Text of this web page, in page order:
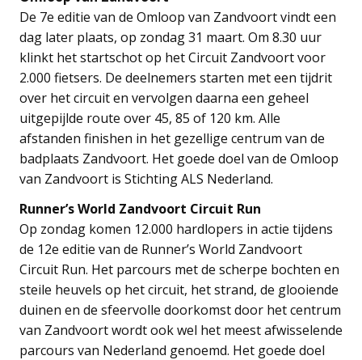
De 7e editie van de Omloop van Zandvoort vindt een
dag later plaats, op zondag 31 maart. Om 8.30 uur
klinkt het startschot op het Circuit Zandvoort voor
2.000 fietsers. De deelnemers starten met een tijdrit
over het circuit en vervolgen daarna een geheel
uitgepijlde route over 45, 85 of 120 km. Alle
afstanden finishen in het gezellige centrum van de
badplaats Zandvoort. Het goede doel van de Omloop
van Zandvoort is Stichting ALS Nederland.
Runner’s World Zandvoort Circuit Run
Op zondag komen 12.000 hardlopers in actie tijdens
de 12e editie van de Runner’s World Zandvoort
Circuit Run. Het parcours met de scherpe bochten en
steile heuvels op het circuit, het strand, de glooiende
duinen en de sfeervolle doorkomst door het centrum
van Zandvoort wordt ook wel het meest afwisselende
parcours van Nederland genoemd. Het goede doel